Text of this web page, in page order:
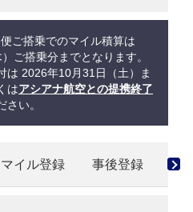
ご搭乗でのマイル積算は
ご搭乗分までとなります。
は 2026年10月31日（土）ま
はアシアナ航空との提携終了
さい。
マイル登録 事後登録 マ